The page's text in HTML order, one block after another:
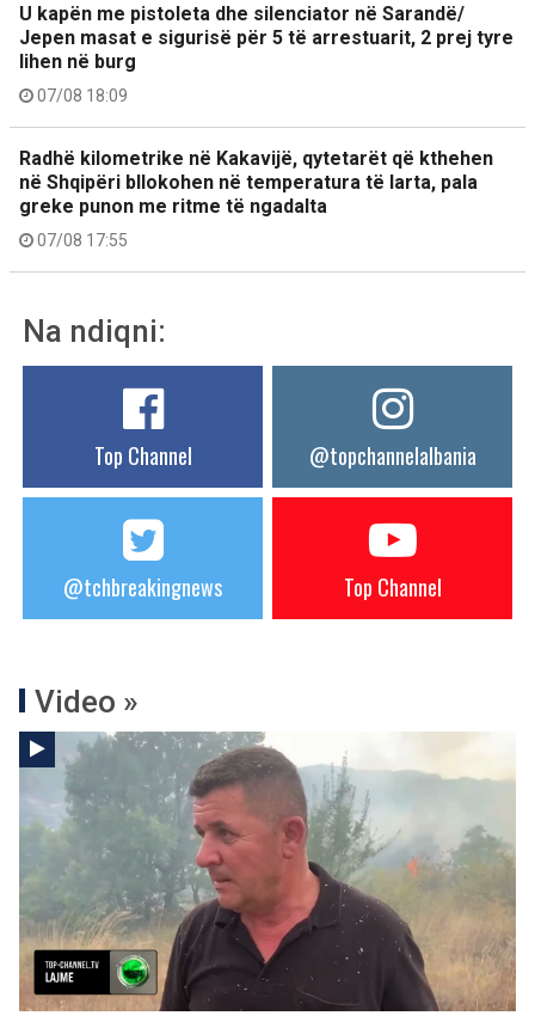
U kapën me pistoleta dhe silenciator në Sarandë/
Jepen masat e sigurisë për 5 të arrestuarit, 2 prej tyre
lihen në burg
07/08 18:09
Radhë kilometrike në Kakavijë, qytetarët që kthehen
në Shqipëri bllokohen në temperatura të larta, pala
greke punon me ritme të ngadalta
07/08 17:55
Na ndiqni:
Top Channel @topchannelalbania
@tchbreakingnews Top Channel
Video »